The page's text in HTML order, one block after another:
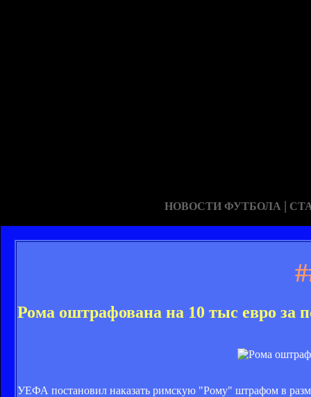
НОВОСТИ ФУТБОЛА |
Рома оштрафована на 10 тыс евро за
УЕФА постановил наказать римскую "Рому" штрафом в